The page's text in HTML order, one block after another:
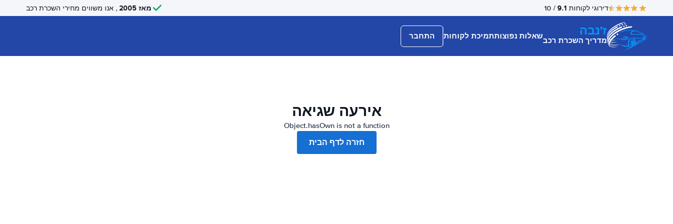
דירוגי לקוחות 9.1
/ 10 מאז 2005 , אנו משווים מחירי השכרת רכב
ז'נבה
מדריך השכרת רכבשאלות נפוצותתמיכת לקוחות התחבר
אירעה שגיאה
Object.hasOwn is not a function
חזרה לדף הבית